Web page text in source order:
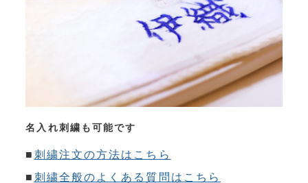
名入れ刺繍も可能です
■ 刺繍注文の方法はこちら
■ 刺繍全般のよくある質問はこちら